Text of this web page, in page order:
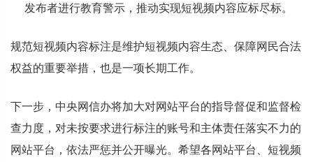
发布者进行教育警示，推动实现短视频内容应标尽标。
规范短视频内容标注是维护短视频内容生态、保障网民合法
权益的重要举措，也是一项长期工作。
下一步，中央网信办将加大对网站平台的指导督促和监督检
查力度，对未按要求进行标注的账号和主体责任落实不力的
网站平台，依法严惩并公开曝光。希望各网站平台、短视频